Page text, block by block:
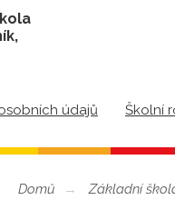
údajů Školní
Domů Základní